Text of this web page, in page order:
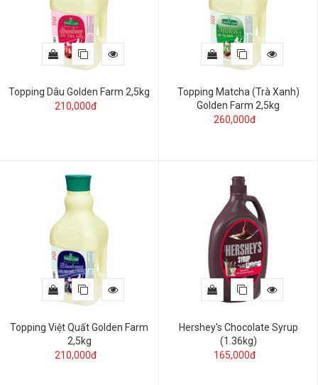
Topping Dâu Golden Farm 2,5kg
210,000đ
Topping Matcha (Trà Xanh)
Golden Farm 2,5kg
260,000đ
Topping Việt Quất Golden Farm
2,5kg
210,000đ
Hershey's Chocolate Syrup
(1.36kg)
165,000đ